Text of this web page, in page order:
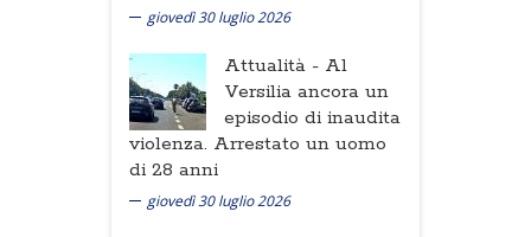
giovedì 30 luglio 2026
Attualità - Al
Versilia ancora un
episodio di inaudita
violenza. Arrestato un uomo
di 28 anni
giovedì 30 luglio 2026